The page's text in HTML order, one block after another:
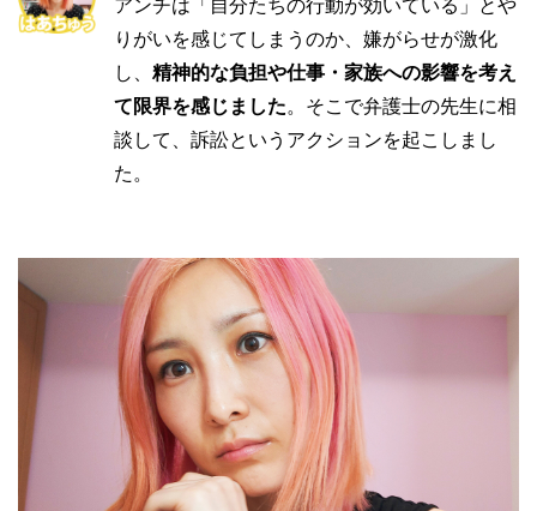
アンチは「自分たちの行動が効いている」とや
りがいを感じてしまうのか、嫌がらせが激化
し、 精神的な負担や仕事・家族への影響を考え
て限界を感じました。そこで弁護士の先生に相
談して、訴訟というアクションを起こしまし
た。